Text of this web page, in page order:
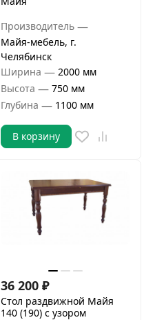
Производитель —
Майя-мебель, г.
Челябинск
Ширина — 2000 мм
Высота — 750 мм
Глубина — 1100 мм
В корзину
36 200 ₽
Стол раздвижной Майя
140 (190) с узором